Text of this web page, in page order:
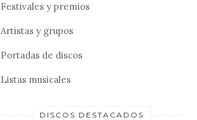
Festivales y premios
Artistas y grupos
Portadas de discos
Listas musicales
DISCOS DESTACADOS